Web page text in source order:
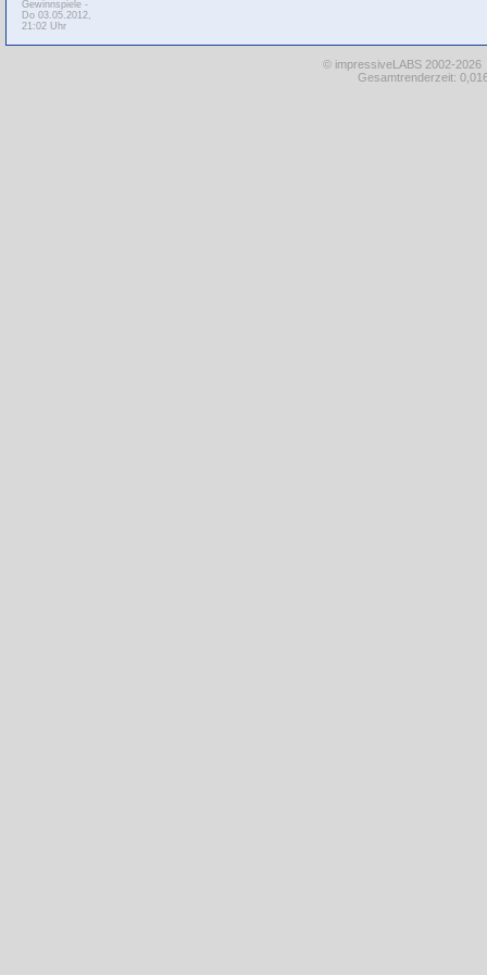
Gewinnspiele -
Do 03.05.2012,
21:02 Uhr
© impressiveLABS 2002-
Gesamtrenderzeit: